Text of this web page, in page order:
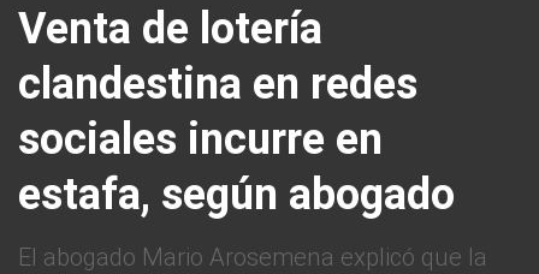
Venta de lotería
clandestina en redes
sociales incurre en
estafa, según abogado
El abogado Mario Arosemena explicó que la